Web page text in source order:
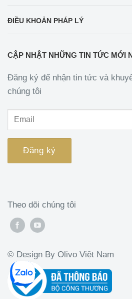
ĐIỀU KHOẢN PHÁP LÝ
CẬP NHẬT NHỮNG TIN TỨC MỚI
Đăng ký để nhận tin tức và
chúng tôi
© Design By Olivo Việt Nam
Theo dõi chúng tôi